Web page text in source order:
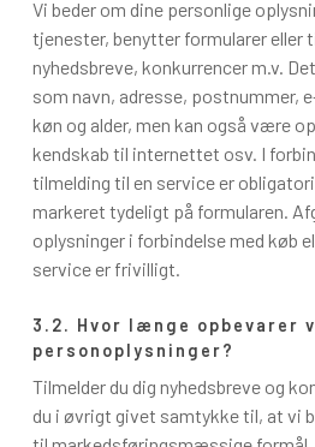
Vi beder om dine personlige
tjenester, benytter formularer eller
nyhedsbreve, konkurrencer m.v.
som navn, adresse, postnummer,
køn og alder, men kan også være
kendskab til internettet osv. I
tilmelding til en service er
markeret tydeligt på formularen.
oplysninger i forbindelse med køb
service er frivilligt.
3.2. Hvor længe opbevarer
personoplysninger?
Tilmelder du dig nyhedsbreve og
du i øvrigt givet samtykke til, at vi